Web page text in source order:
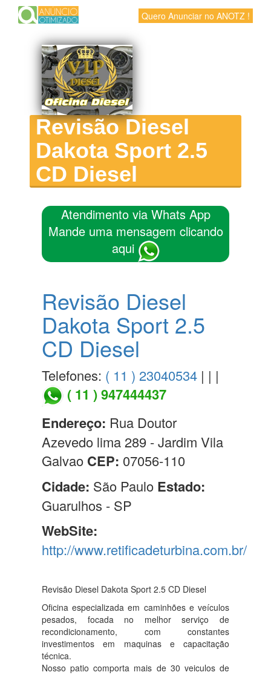
Quero Anunciar no ANOTZ !
Revisão Diesel
Dakota Sport 2.5
CD Diesel
Atendimento via Whats App
Mande uma mensagem clicando
aqui
Revisão Diesel
Dakota Sport 2.5
CD Diesel
Telefones: ( 11 ) 23040534 | | |
( 11 ) 947444437
Endereço: Rua Doutor
Azevedo lima 289 - Jardim Vila
Galvao CEP: 07056-110
Cidade: São Paulo Estado:
Guarulhos - SP
WebSite:
http://www.retificadeturbina.com.br/
Revisão Diesel Dakota Sport 2.5 CD Diesel
Oficina especializada em caminhões e veículos
pesados, focada no melhor serviço de
recondicionamento, com constantes
investimentos em maquinas e capacitação
técnica.
Nosso patio comporta mais de 30 veiculos de